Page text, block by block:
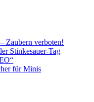
Zaubern verboten!
Stinkesauer-Tag
für Minis